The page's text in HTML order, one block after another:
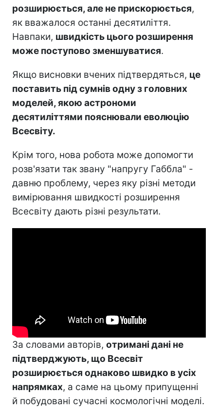
розширюється, але не прискорюється,
як вважалося останні десятиліття.
Навпаки, швидкість цього розширення
може поступово зменшуватися.
Якщо висновки вчених підтвердяться, це
поставить під сумнів одну з головних
моделей, якою астрономи
десятиліттями пояснювали еволюцію
Всесвіту.
Крім того, нова робота може допомогти
розв'язати так звану "напругу Габбла" -
давню проблему, через яку різні методи
вимірювання швидкості розширення
Всесвіту дають різні результати.
За словами авторів, отримані дані не
підтверджують, що Всесвіт
розширюється однаково швидко в усіх
напрямках, а саме на цьому припущенні
й побудовані сучасні космологічні моделі.